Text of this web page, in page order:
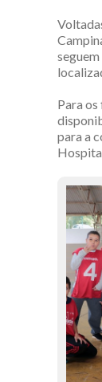
Para
para a